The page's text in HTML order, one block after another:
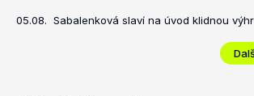
05.08. Sabalenková slaví na úvod klidnou